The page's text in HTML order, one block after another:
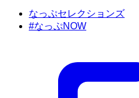
なっぷセレクションズ
#なっぷNOW